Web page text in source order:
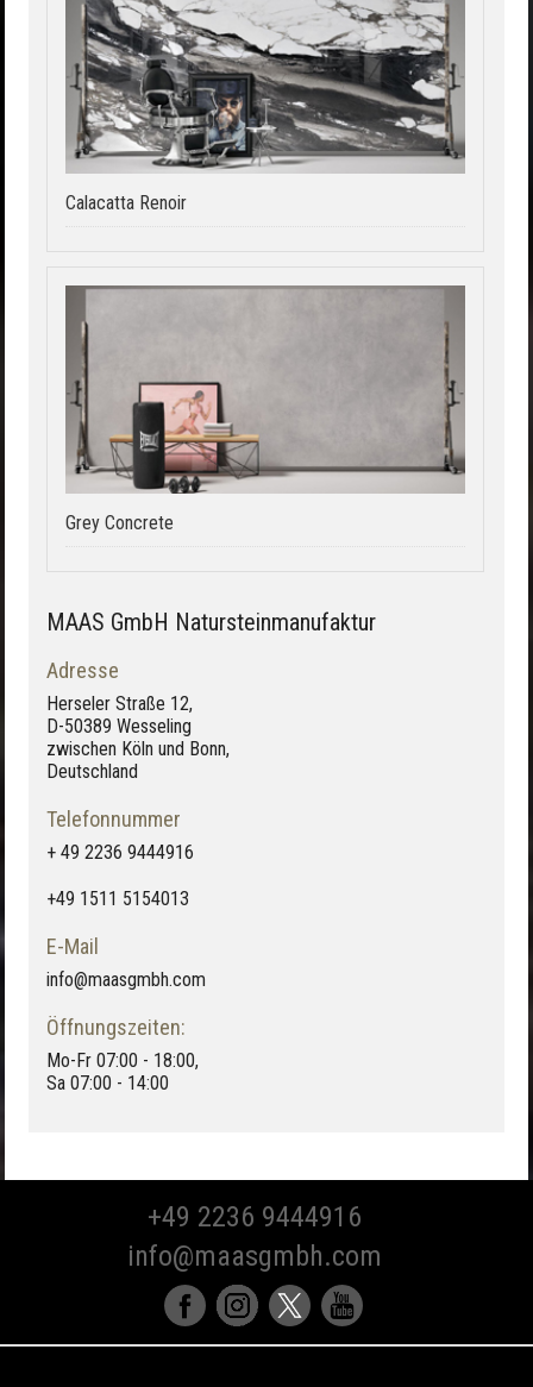
Calacatta Renoir
Grey Concrete
MAAS GmbH Natursteinmanufaktur
Adresse
Herseler Straße 12,
D-50389 Wesseling
zwischen Köln und Bonn,
Deutschland
Telefonnummer
+ 49 2236 9444916
+49 1511 5154013
E-Mail
info@maasgmbh.com
Öffnungszeiten:
Mo-Fr 07:00 - 18:00,
Sa 07:00 - 14:00
+49 2236 9444916
info@maasgmbh.com